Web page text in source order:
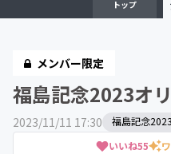
トップ
メンバー限定
福島記念2023オ
2023/11/11 17:30
いいね55
福島記念2023